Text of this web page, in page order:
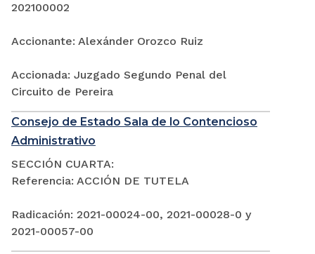
202100002
Accionante: Alexánder Orozco Ruiz
Accionada: Juzgado Segundo Penal del
Circuito de Pereira
Consejo de Estado Sala de lo Contencioso
Administrativo
SECCIÓN CUARTA:
Referencia: ACCIÓN DE TUTELA
Radicación: 2021-00024-00, 2021-00028-0 y
2021-00057-00